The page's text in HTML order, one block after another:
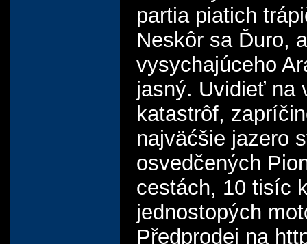
partia piatich
Neskôr sa Ďuro,
vysychajúceho
jasný. Uvidieť na
katastrôf,
najväćšie jazero
osvedčených
cestách, 10 tisíc
jednostopých
Předprodej na